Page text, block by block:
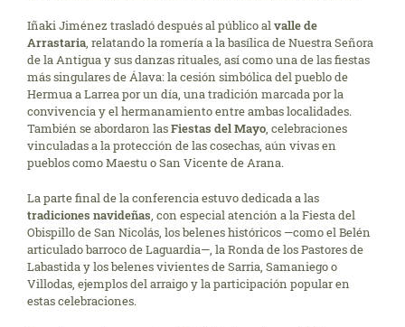
Iñaki Jiménez trasladó después al público alvalle de
Arrastaria, relatando la romería a la basílica de Nuestra Señora
de la Antigua y sus danzas rituales, así como una de las fiestas
más singulares de Álava: la cesión simbólica del pueblo de
Hermua a Larrea por un día, una tradición marcada por la
convivencia y el hermanamiento entre ambas localidades.
También se abordaron lasFiestas del Mayo, celebraciones
vinculadas a la protección de las cosechas, aún vivas en
pueblos como Maestu o San Vicente de Arana.
La parte final de la conferencia estuvo dedicada a las
tradiciones navideñas, con especial atención a la Fiesta del
Obispillo de San Nicolás, los belenes históricos —como el Belén
articulado barroco de Laguardia—, la Ronda de los Pastores de
Labastida y los belenes vivientes de Sarria, Samaniego o
Villodas, ejemplos del arraigo y la participación popular en
estas celebraciones.